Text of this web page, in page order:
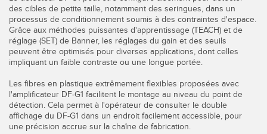
Capteurs radar
Capteurs à ultrasons
Amplificateurs à fibre optique
Fibres optiques
Fourches optiques, capteurs de détection de zone et
d’étiquettes
Maintenance prédictive
Surveillance du niveau des cuves
Surveillance des conditions : maintenance prédictive et
préventive
Surveillance des machines/Efficacité globale de l'équipement
des cibles de petite taille, notamment des seringues, dans un
processus de conditionnement soumis à des contraintes d'espace.
Grâce aux méthodes puissantes d'apprentissage (TEACH) et de
réglage (SET) de Banner, les réglages du gain et des seuils
peuvent être optimisés pour diverses applications, dont celles
impliquant un faible contraste ou une longue portée.
Les fibres en plastique extrêmement flexibles proposées avec
l'amplificateur DF-G1 facilitent le montage au niveau du point de
détection. Cela permet à l'opérateur de consulter le double
affichage du DF-G1 dans un endroit facilement accessible, pour
une précision accrue sur la chaîne de fabrication.